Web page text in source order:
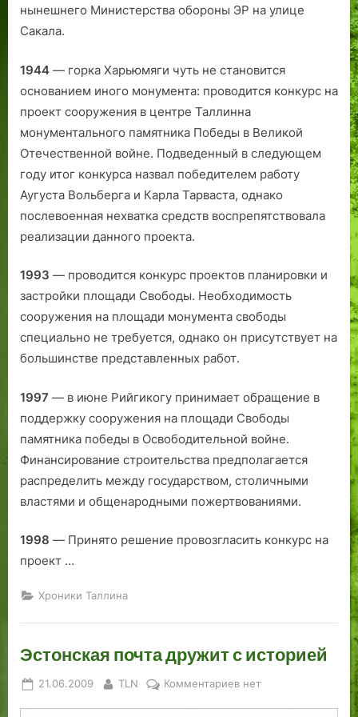
нынешнего Министерства обороны ЭР на улице
Сакала.
1944 — горка Харьюмяги чуть не становится
основанием иного монумента: проводится конкурс на
проект сооружения в центре Таллинна
монументального памятника Победы в Великой
Отечест­венной войне. Подведенный в следующем
году итог конкурса назвал победителем работу
Аугуста Вольберга и Карла Тарваста, однако
послевоенная нехватка средств воспрепятствовала
реализации данного проекта.
1993 — проводится конкурс проектов планировки и
застройки площади Свободы. Необходимость
сооружения на площади монумента свободы
специально не требуется, однако он присутствует на
большинстве представленных работ.
1997 — в июне Рийгикогу принимает обращение в
поддержку сооружения на площади Свободы
памятника победы в Освободительной войне.
Финансирование строительства предполагается
распределить между государством, столичными
властями и общенародными пожертвованиями.
1998 — Принято решение провозгласить конкурс на
проект …
Хроники Таллина
Эстонская почта дружит с историей
Posted
21.06.2009 By
TLN Комментариевкнет